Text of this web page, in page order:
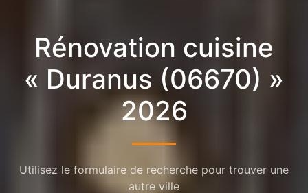
Rénovation cuisine
« Duranus (06670) »
2026
Utilisez le formulaire de recherche pour trouver une
autre ville